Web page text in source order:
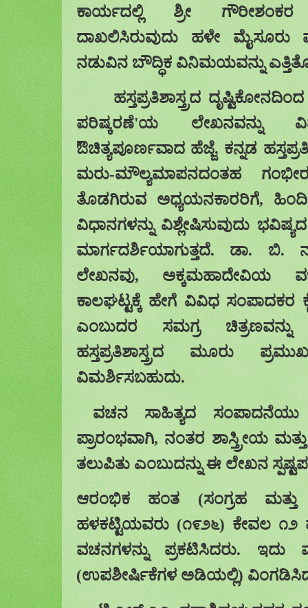
ಕಾರ್ಯದಲ್ಲಿ ಶ್ರೀ
ಗೌರೀಶಂಕರ
ದಾಖಲಿಸಿರುವುದು ಹಳೇ ಮೈಸೂರು
ನಡುವಿನ ಬೌದ್ಧಿಕ ವಿನಿಮಯವನ್ನು
ಹಸ್ತಪ್ರತಿಶಾಸ್ತ್ರದ ದೃಷ್ಟಿಕೋನದಿಂದ
ಪರಿಷ್ಕರಣೆ'ಯ
ಲೇಖನವನ್ನು
ಔಚಿತ್ಯಪೂರ್ಣವಾದ ಹೆಜ್ಜೆ. ಕನ್ನಡ
ಮರು-ಮೌಲ್ಯಮಾಪನದಂತಹ
ತೊಡಗಿರುವ ಅಧ್ಯಯನಕಾರರಿಗೆ,
ವಿಧಾನಗಳನ್ನು ವಿಶ್ಲೇಷಿಸುವುದು ಭವಿಷ್ಯದ
ಮಾರ್ಗದರ್ಶಿಯಾಗುತ್ತದೆ. ಡಾ. ಬಿ.
ಲೇಖನವು, ಅಕ್ಕಮಹಾದೇವಿಯ
ಕಾಲಘಟ್ಟಕ್ಕೆ ಹೇಗೆ ವಿವಿಧ ಸಂಪಾದಕರ
ಎಂಬುದರ
ಸಮಗ್ರ ಚಿತ್ರಣವನ್ನು
ಹಸ್ತಪ್ರತಿಶಾಸ್ತ್ರದ
ಮೂರು
ವಿಮರ್ಶಿಸಬಹುದು.
ವಚನ ಸಾಹಿತ್ಯದ
ಪ್ರಾರಂಭವಾಗಿ, ನಂತರ ಶಾಸ್ತ್ರೀಯ
ತಲುಪಿತು ಎಂಬುದನ್ನು ಈ ಲೇಖನ
ಆರಂಭಿಕ
ಹಂತ (ಸಂಗ್ರಹ
ಹಳಕಟ್ಟಿಯವರು (೧೯೨೬) ಕೇವಲ ೧೨
ವಚನಗಳನ್ನು ಪ್ರಕಟಿಸಿದರು. ಇದು
(ಉಪಶೀರ್ಷಿಕೆಗಳ ಅಡಿಯಲ್ಲಿ)